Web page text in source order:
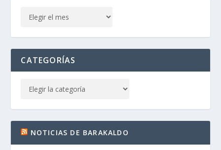
CATEGORÍAS
NOTICIAS DE BARAKALDO